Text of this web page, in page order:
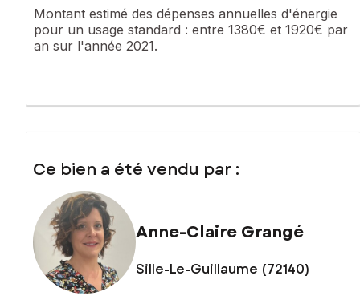
Montant estimé des dépenses annuelles d'énergie
pour un usage standard : entre 1380€ et 1920€ par
an sur l'année 2021.
Ce bien a été vendu par :
Anne-Claire Grangé
Sille-Le-Guillaume (72140)